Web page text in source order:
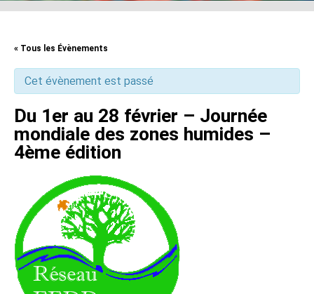
« Tous les Évènements
Cet évènement est passé
Du 1er au 28 février – Journée
mondiale des zones humides –
4ème édition